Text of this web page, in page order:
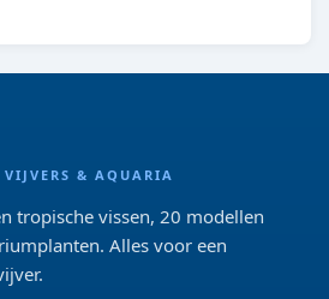
VIJVERS & AQUARIA
tropische vissen, 20 modellen
Alles voor een